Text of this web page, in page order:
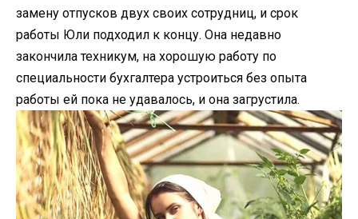
замену отпусков двух своих сотрудниц, и срок
работы Юли подходил к концу. Она недавно
закончила техникум, на хорошую работу по
специальности бухгалтера устроиться без опыта
работы ей пока не удавалось, и она загрустила.